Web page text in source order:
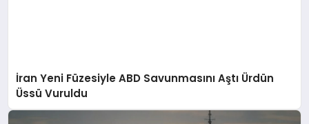
İran Yeni Füzesiyle ABD Savunmasını Aştı Ürdün
Üssü Vuruldu